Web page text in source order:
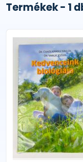
Termékek - 1